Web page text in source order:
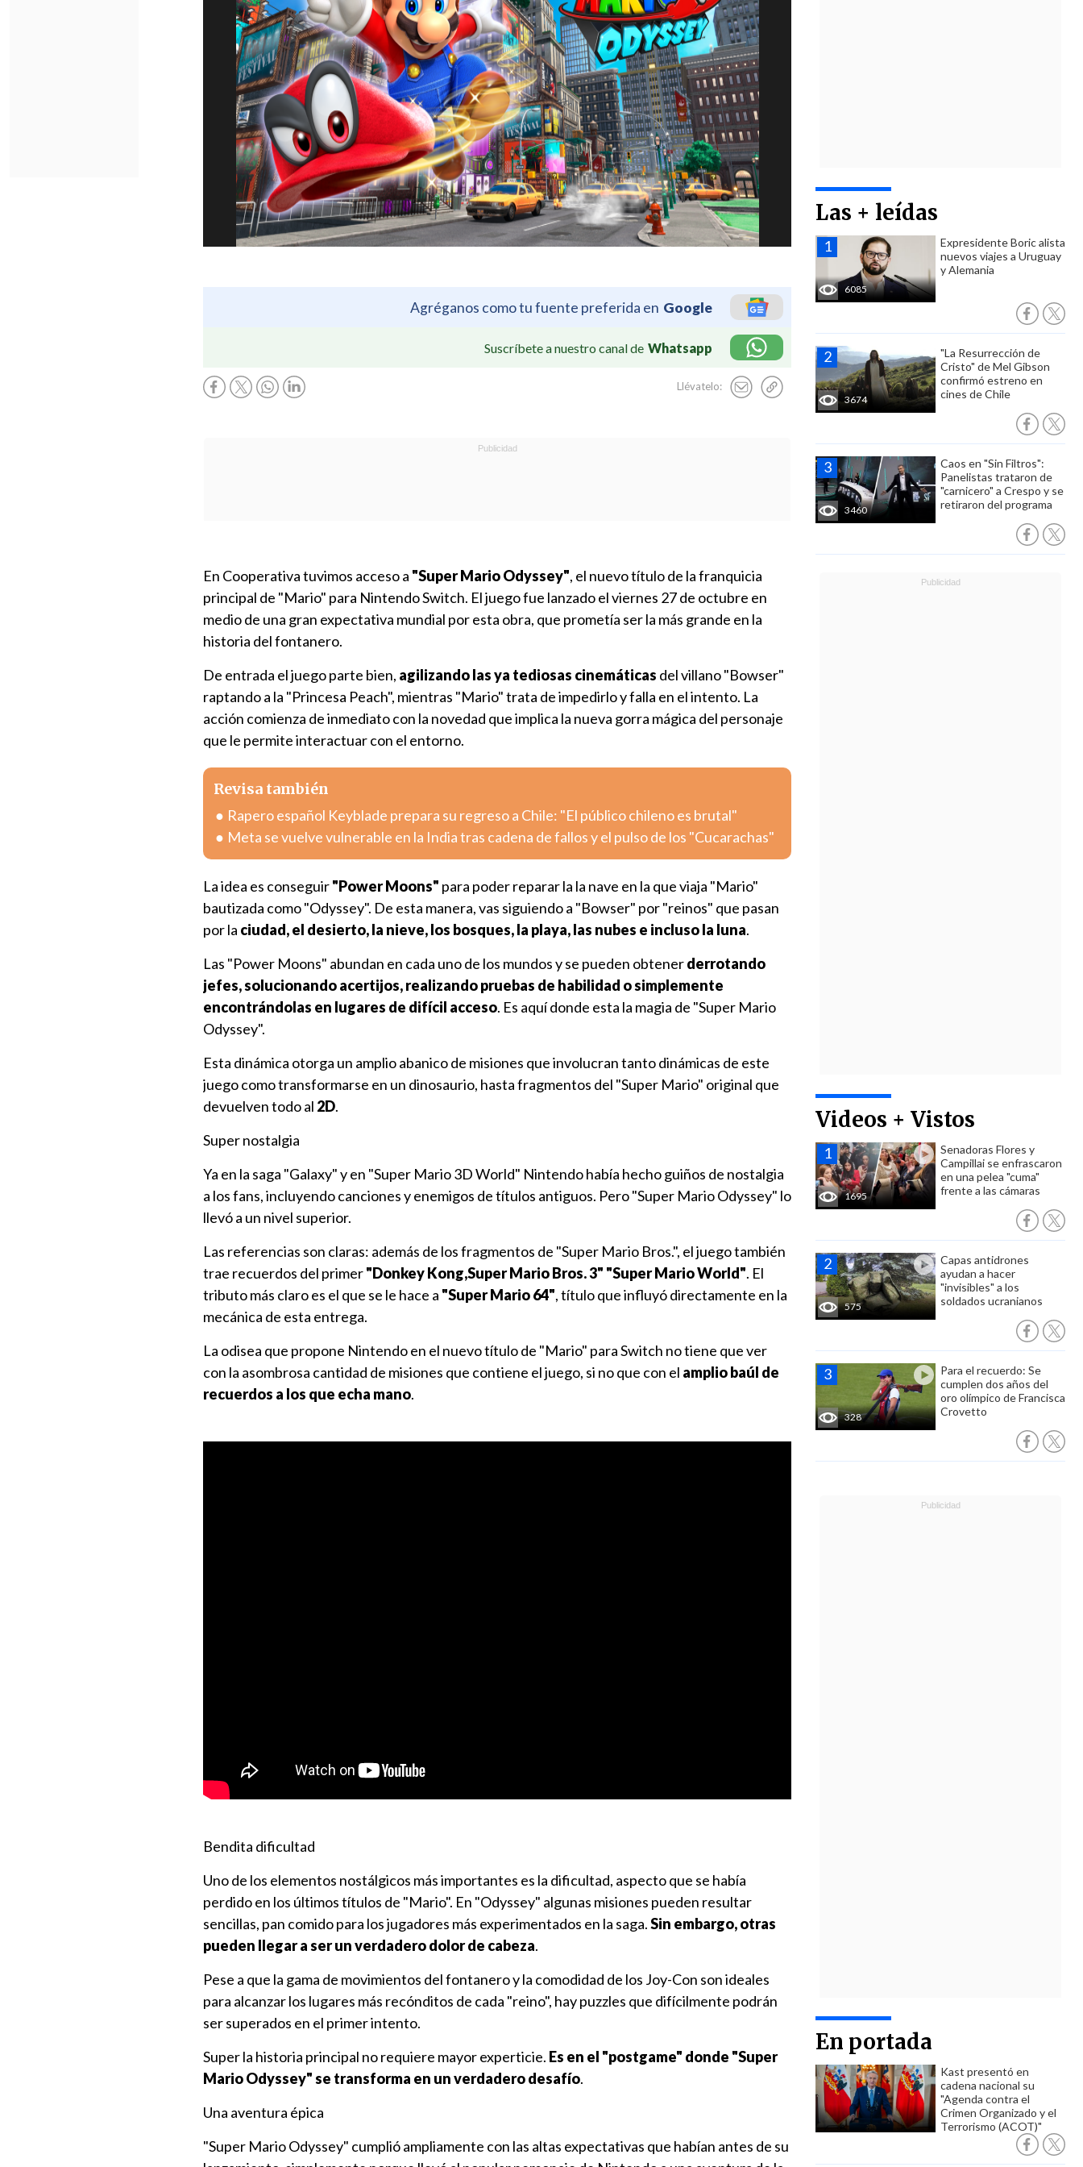
Agréganos como tu fuente preferida en Google
Suscríbete a nuestro canal de Whatsapp
Llévatelo:
Las + leídas
6085
Expresidente Boric alista
nuevos viajes a Uruguay
y Alemania
3674
"La Resurrección de
Cristo" de Mel Gibson
confirmó estreno en
cines de Chile
3460
Caos en "Sin Filtros":
Panelistas trataron de
"carnicero" a Crespo y se
retiraron del programa
Videos + Vistos
1695
Senadoras Flores y
Campillai se enfrascaron
en una pelea "cuma"
frente a las cámaras
575
Capas antidrones
ayudan a hacer
"invisibles" a los
soldados ucranianos
328
Para el recuerdo: Se
cumplen dos años del
oro olímpico de Francisca
Crovetto
En portada
Kast presentó en
cadena nacional su
"Agenda contra el
Crimen Organizado y el
Terrorismo (ACOT)"
En Cooperativa tuvimos acceso a "Super Mario Odyssey", el nuevo título de la franquicia
principal de "Mario" para Nintendo Switch. El juego fue lanzado el viernes 27 de octubre en
medio de una gran expectativa mundial por esta obra, que prometía ser la más grande en la
historia del fontanero.
De entrada el juego parte bien, agilizando las ya tediosas cinemáticas del villano "Bowser"
raptando a la "Princesa Peach", mientras "Mario" trata de impedirlo y falla en el intento. La
acción comienza de inmediato con la novedad que implica la nueva gorra mágica del personaje
que le permite interactuar con el entorno.
Revisa también
Rapero español Keyblade prepara su regreso a Chile: "El público chileno es brutal"
Meta se vuelve vulnerable en la India tras cadena de fallos y el pulso de los "Cucarachas"
La idea es conseguir"Power Moons" para poder reparar la la nave en la que viaja "Mario"
bautizada como "Odyssey". De esta manera, vas siguiendo a "Bowser" por "reinos" que pasan
por la ciudad, el desierto, la nieve, los bosques, la playa, las nubes e incluso la luna.
Las "Power Moons" abundan en cada uno de los mundos y se pueden obtenerderrotando
jefes, solucionando acertijos, realizando pruebas de habilidad o simplemente
encontrándolas en lugares de difícil acceso. Es aquí donde esta la magia de "Super Mario
Odyssey".
Esta dinámica otorga un amplio abanico de misiones que involucran tanto dinámicas de este
juego como transformarse en un dinosaurio, hasta fragmentos del "Super Mario" original que
devuelven todo al 2D.
Super nostalgia
Ya en la saga "Galaxy" y en "Super Mario 3D World" Nintendo había hecho guiños de nostalgia
a los fans, incluyendo canciones y enemigos de títulos antiguos. Pero "Super Mario Odyssey" lo
llevó a un nivel superior.
Las referencias son claras: además de los fragmentos de "Super Mario Bros.", el juego también
trae recuerdos del primer"Donkey Kong,Super Mario Bros. 3" "Super Mario World". El
tributo más claro es el que se le hace a "Super Mario 64", título que influyó directamente en la
mecánica de esta entrega.
La odisea que propone Nintendo en el nuevo título de "Mario" para Switch no tiene que ver
con la asombrosa cantidad de misiones que contiene el juego, si no que con el amplio baúl de
recuerdos a los que echa mano.
Bendita dificultad
Uno de los elementos nostálgicos más importantes es la dificultad, aspecto que se había
perdido en los últimos títulos de "Mario". En "Odyssey" algunas misiones pueden resultar
sencillas, pan comido para los jugadores más experimentados en la saga.Sin embargo, otras
pueden llegar a ser un verdadero dolor de cabeza.
Pese a que la gama de movimientos del fontanero y la comodidad de los Joy-Con son ideales
para alcanzar los lugares más recónditos de cada "reino", hay puzzles que difícilmente podrán
ser superados en el primer intento.
Super la historia principal no requiere mayor experticie. Es en el "postgame" donde "Super
Mario Odyssey" se transforma en un verdadero desafío.
Una aventura épica
"Super Mario Odyssey" cumplió ampliamente con las altas expectativas que habían antes de su